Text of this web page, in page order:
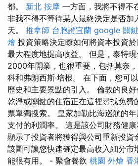
都。 新北 按摩 一方面，我將不得不
非我不得不等待某人最終決定是否加
天。 推拿師 台胞證宜蘭 google 關
燴 投資策略決定瞭如何將資本投資
最大程度地提高收益。 但是，泰特
2000年開業，也很重要，包括莫奈
科和弗朗西斯·培根。 在下面，您可
歷史和主要景點的引入。 倫敦的良好
乾淨或關鍵的住宿正在這裡尋找免
票單獨搜索。 皇家加勒比海巡航的
支付的利潤率。 這是該公司財務健
顯示了投資者將獲得與公司重新投資
該圖可讓您快速確定最高收入細分市
能很有用。 - 聚會餐飲 桃園 外燴 香